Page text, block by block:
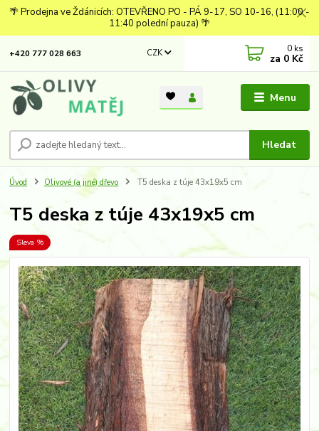
🌴 Prodejna ve Ždánicích: OTEVŘENO PO - PÁ 9-17, SO 10-16, (11:00 -
11:40 polední pauza) 🌴
Menu
CZK
Hledat
+420 777 028 663 0 ks
za 0 Kč
Úvod Olivové (a jiné) dřevo T5 deska z túje 43x19x5 cm
T5 deska z túje 43x19x5 cm
Sleva %